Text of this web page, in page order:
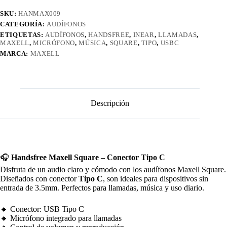
SKU:HANMAX009
CATEGORÍA: AUDÍFONOS
ETIQUETAS: AUDÍFONOS,HANDSFREE, INEAR,LLAMADAS,
MAXELL,MICRÓFONO,MÚSICA, SQUARE, TIPO, USBC
MARCA: MAXELL
Descripción
🎧 Handsfree Maxell Square – Conector Tipo C
Disfruta de un audio claro y cómodo con los audífonos Maxell Square.
Diseñados con conectorTipo C, son ideales para dispositivos sin
entrada de 3.5mm. Perfectos para llamadas, música y uso diario.
🔸 Conector: USB Tipo C
🔸 Micrófono integrado para llamadas